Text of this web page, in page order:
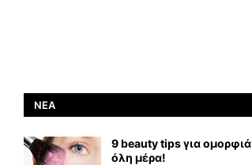
ΝΈΑ
9 beauty tips για ομορφιά
όλη μέρα!